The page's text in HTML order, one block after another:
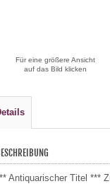
Für eine größere Ansicht
auf das Bild klicken
Antiquarischer Titel ***